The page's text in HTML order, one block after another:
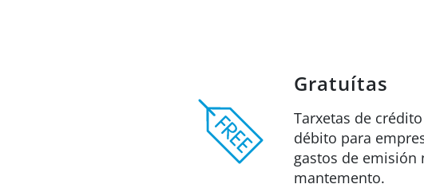
Gratuítas
Tarxetas de
débito para
gastos de emisión
mantemento.